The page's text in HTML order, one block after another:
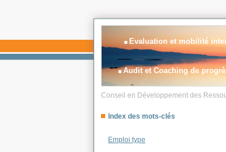
Evaluation et mobilité
Audit et Coaching de
Conseil en Développement des
Index des mots-clés
Emploi type